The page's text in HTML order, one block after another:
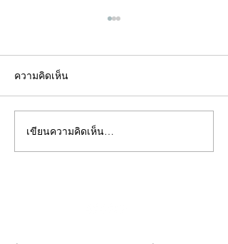
คอลัมน์"จับชีพจรวงการ
พระ"ประจำพุธที่ 29
ความคิดเห็น
เขียนความคิดเห็น…